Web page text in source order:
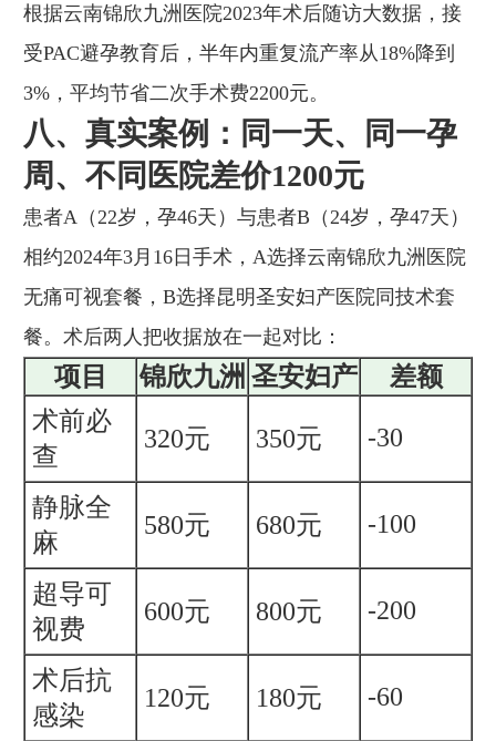
根据云南锦欣九洲医院2023年术后随访大数据，接
受PAC避孕教育后，半年内重复流产率从18%降到
3%，平均节省二次手术费2200元。
八、真实案例：同一天、同一孕
周、不同医院差价1200元
患者A（22岁，孕46天）与患者B（24岁，孕47天）
相约2024年3月16日手术，A选择云南锦欣九洲医院
无痛可视套餐，B选择昆明圣安妇产医院同技术套
餐。术后两人把收据放在一起对比：
项目 锦欣九洲 圣安妇产
差额
术前必
查
320元 350元 -30
静脉全
麻
580元 680元 -100
超导可
视费
600元 800元 -200
术后抗
感染
120元 180元 -60